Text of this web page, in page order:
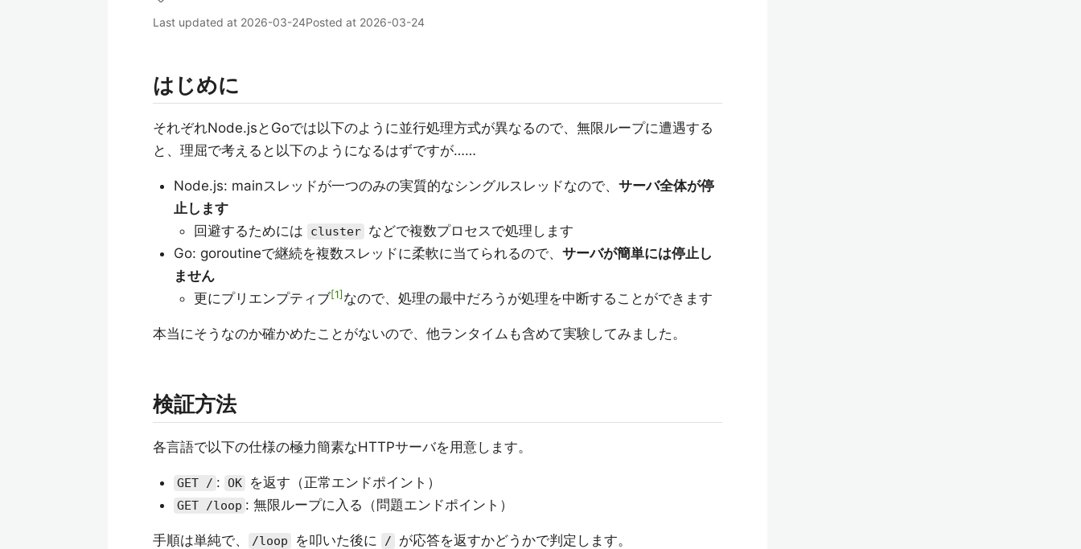
Last updated at 2026-03-24Posted at 2026-03-24
はじめに
それぞれNode.jsとGoでは以下のように並行処理方式が異なるので、無限ループに遭遇する
と、理屈で考えると以下のようになるはずですが……
Node.js: mainスレッドが一つのみの実質的なシングルスレッドなので、 サーバ全体が停
止します
回避するためには
cluster などで複数プロセスで処理します
Go: goroutineで継続を複数スレッドに柔軟に当てられるので、 サーバが簡単には停止し
ません
更にプリエンプティブ 1 なので、処理の最中だろうが処理を中断することができます
本当にそうなのか確かめたことがないので、他ランタイムも含めて実験してみました。
検証方法
各言語で以下の仕様の極力簡素なHTTPサーバを用意します。
GET / : OK を返す（正常エンドポイント）
GET /loop : 無限ループに入る（問題エンドポイント）
手順は単純で、 /loop を叩いた後に / が応答を返すかどうかで判定します。